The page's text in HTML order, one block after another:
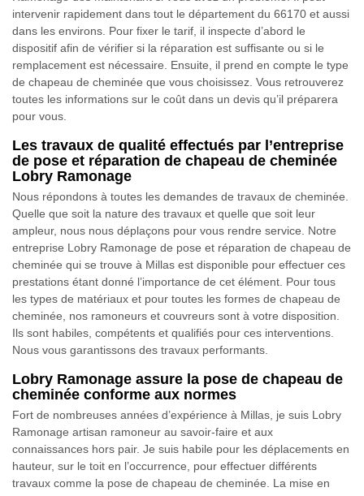
intervenir rapidement dans tout le département du 66170 et aussi
dans les environs. Pour fixer le tarif, il inspecte d’abord le
dispositif afin de vérifier si la réparation est suffisante ou si le
remplacement est nécessaire. Ensuite, il prend en compte le type
de chapeau de cheminée que vous choisissez. Vous retrouverez
toutes les informations sur le coût dans un devis qu’il préparera
pour vous.
Les travaux de qualité effectués par l’entreprise
de pose et réparation de chapeau de cheminée
Lobry Ramonage
Nous répondons à toutes les demandes de travaux de cheminée.
Quelle que soit la nature des travaux et quelle que soit leur
ampleur, nous nous déplaçons pour vous rendre service. Notre
entreprise Lobry Ramonage de pose et réparation de chapeau de
cheminée qui se trouve à Millas est disponible pour effectuer ces
prestations étant donné l’importance de cet élément. Pour tous
les types de matériaux et pour toutes les formes de chapeau de
cheminée, nos ramoneurs et couvreurs sont à votre disposition.
Ils sont habiles, compétents et qualifiés pour ces interventions.
Nous vous garantissons des travaux performants.
Lobry Ramonage assure la pose de chapeau de
cheminée conforme aux normes
Fort de nombreuses années d’expérience à Millas, je suis Lobry
Ramonage artisan ramoneur au savoir-faire et aux
connaissances hors pair. Je suis habile pour les déplacements en
hauteur, sur le toit en l’occurrence, pour effectuer différents
travaux comme la pose de chapeau de cheminée. La mise en